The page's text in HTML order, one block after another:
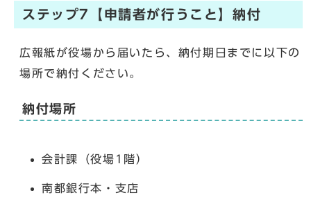
ステップ7【申請者が行うこと】納付
広報紙が役場から届いたら、納付期日までに以下の
場所で納付ください。
納付場所
会計課（役場1階）
南都銀行本・支店